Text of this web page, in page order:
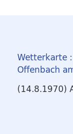
Wetterkarte
Offenbach
(14.8.1970)